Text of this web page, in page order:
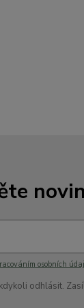
osobních
odhlásit.